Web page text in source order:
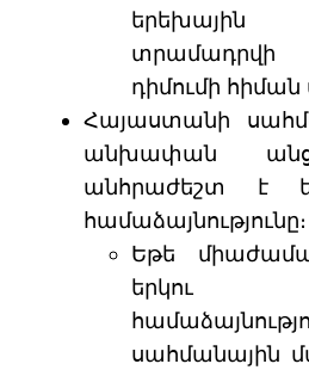
տրամադրվի
դիմումի հիման
Հայաստանի
անխափան
անհրաժեշտ է
համաձայնությունը։
Եթե
երկու
սահմանային